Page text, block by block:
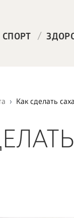
СПОРТ /
Как сделать